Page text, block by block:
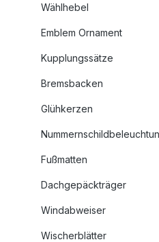
Wählhebel
Emblem Ornament
Kupplungssätze
Bremsbacken
Glühkerzen
Fußmatten
Dachgepäckträger
Windabweiser
Wischerblätter